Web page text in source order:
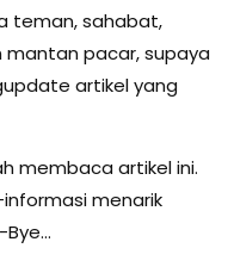
teman, sahabat,
pacar, supaya
artikel yang
membaca artikel ini.
menarik
Bye…